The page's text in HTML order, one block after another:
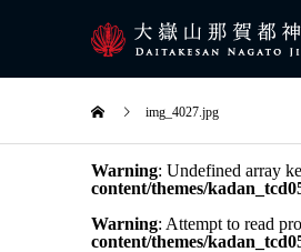
img_4027.jpg
Warning: Undefined array
content/themes/
Warning: Attempt to read
content/themes/